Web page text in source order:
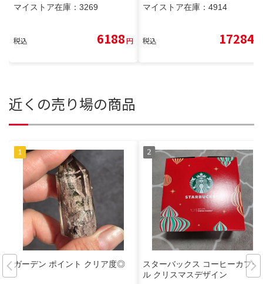
マイストア在庫： 3269
税込 6188円
マイストア在庫： 4914
税込 17284
近くの売り場の商品
ガーデン ポイント クリア度◎
スターバックス コーヒーカプセ
ル クリスマスデザイン